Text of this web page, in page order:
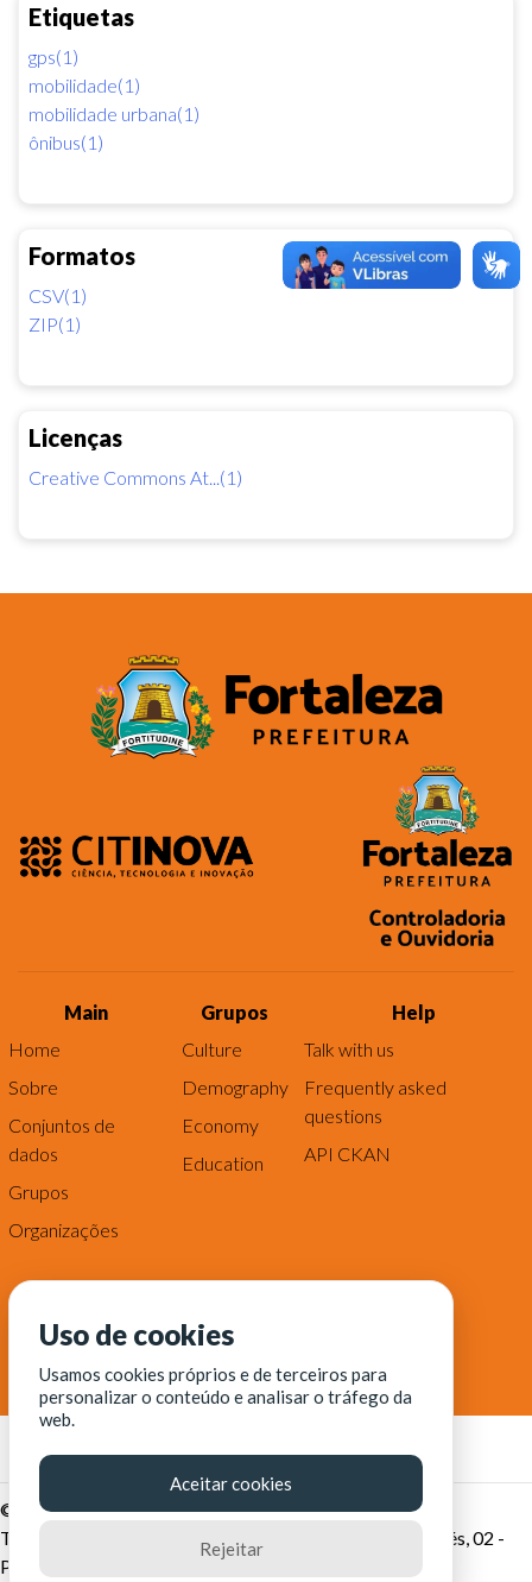
Etiquetas
gps(1)
mobilidade(1)
mobilidade urbana(1)
ônibus(1)
Formatos
CSV(1)
ZIP(1)
Licenças
Creative Commons At...(1)
Main
Home
Sobre
Conjuntos de
dados
Grupos
Organizações
Grupos
Culture
Demography
Economy
Education
Help
Talk with us
Frequently asked
questions
API CKAN
© Fortaleza Digital || CITINOVA - Fundação de Ciência,
Tecnologia e Inovação de Fortaleza - Rua dos Tremembés, 02 -
Praia de Iracema - Fortaleza-CE
Uso de cookies
Usamos cookies próprios e de terceiros para
personalizar o conteúdo e analisar o tráfego da
web.
Aceitar cookies
Rejeitar